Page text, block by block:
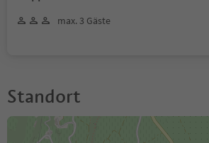
max. 3 Gäste
Standort